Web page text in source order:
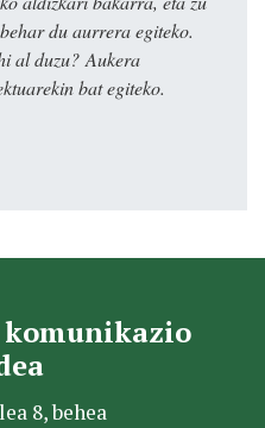
du aurrera egiteko.
al duzu? Aukera
bat egiteko.
8, behea